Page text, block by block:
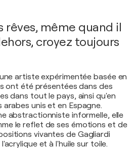
rêves, même quand il
croyez toujours
artiste expérimentée basée en
ont été présentées dans des
dans tout le pays, ainsi qu'en
arabes unis et en Espagne.
abstractionniste informelle, elle
le reflet de ses émotions et de
vivantes de Gagliardi
et à l'huile sur toile.